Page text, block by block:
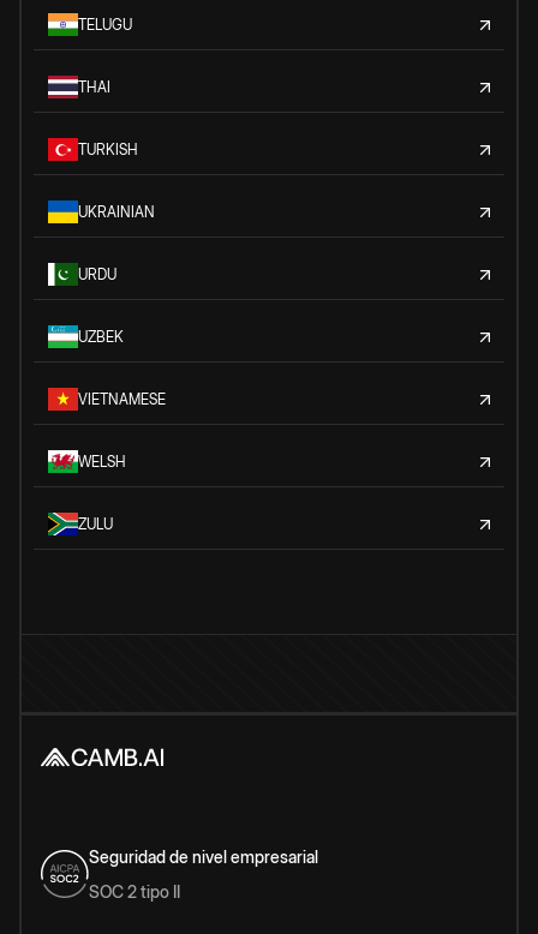
TELUGU
THAI
TURKISH
UKRAINIAN
URDU
UZBEK
VIETNAMESE
WELSH
ZULU
Seguridad de nivel empresarial
SOC 2 tipo II